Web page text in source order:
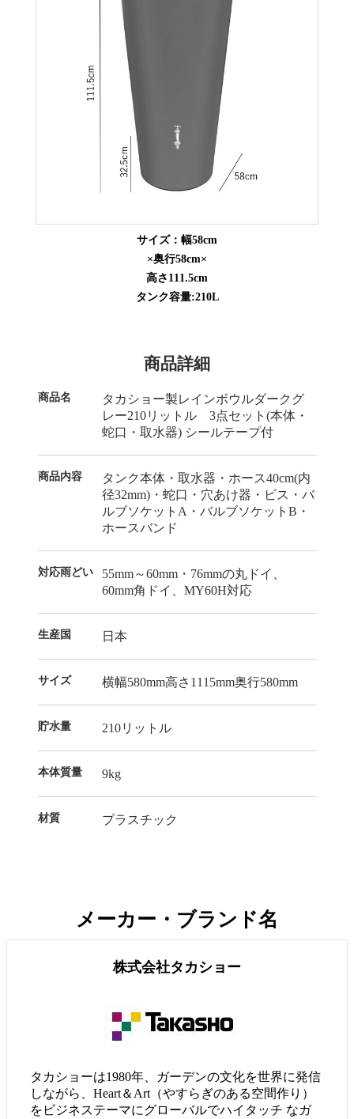
サイズ：幅58cm
×奥行58cm×
高さ111.5cm
タンク容量:210L
商品詳細
商品名
タカショー製レインボウルダークグ
レー210リットル 3点セット(本体・
蛇口・取水器) シールテープ付
商品内容
タンク本体・取水器・ホース40cm(内
径32mm)・蛇口・穴あけ器・ビス・バ
ルブソケットA・バルブソケットB・
ホースバンド
対応雨どい
55mm～60mm・76mmの丸ドイ、
60mm角ドイ、MY60H対応
生産国 日本
サイズ 横幅580mm高さ1115mm奥行580mm
貯水量 210リットル
本体質量 9kg
材質 プラスチック
メーカー・ブランド名
株式会社タカショー
タカショーは1980年、ガーデンの文化を世界に発信
しながら、Heart＆Art（やすらぎのある空間作り）
をビジネステーマにグローバルでハイタッチ なガ